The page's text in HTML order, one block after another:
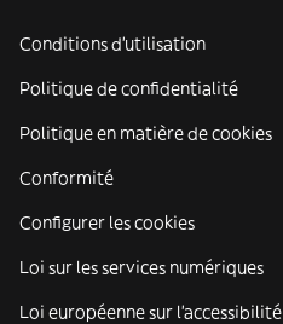
Conditions d'utilisation
Politique de confidentialité
Politique en matière de cookies
Conformité
Configurer les cookies
Loi sur les services numériques
Loi européenne sur l’accessibilité